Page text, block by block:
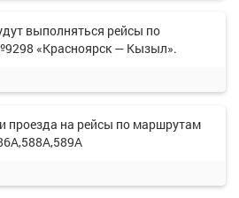
выполняться рейсы по
«Красноярск — Кызыл».
проезда на рейсы по маршрутам